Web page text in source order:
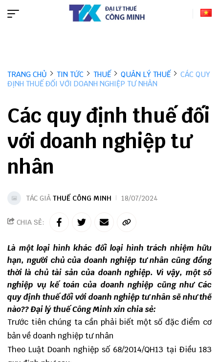
TRANG CHỦ TIN TỨC THUẾ QUẢN LÝ THUẾ
CÁC QUY
ĐỊNH THUẾ ĐỐI VỚI DOANH NGHIỆP TƯ NHÂN
Các quy định thuế đối
với doanh nghiệp tư
nhân
TÁC GIẢ THUẾ CÔNG MINH 18/07/2024
CHIA SẺ:
Là một loại hình khác đối loại hình trách nhiệm hữu
hạn, người chủ của doanh nghiệp tư nhân cũng đồng
thời là chủ tài sản của doanh nghiệp. Vì vậy, một số
nghiệp vụ kế toán của doanh nghiệp cũng như Các
quy định thuế đối với doanh nghiệp tư nhân sẽ như thế
nào?? Đại lý thuế Công Minh xin chia sẻ:
Trước tiên chúng ta cần phải biết một số đặc điểm cơ
bản về doanh nghiệp tư nhân
Theo Luật Doanh nghiệp số 68/2014/QH13 tại Điều 183